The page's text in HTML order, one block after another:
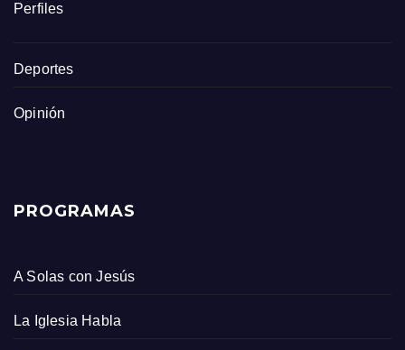
Perfiles
Deportes
Opinión
PROGRAMAS
A Solas con Jesús
La Iglesia Habla